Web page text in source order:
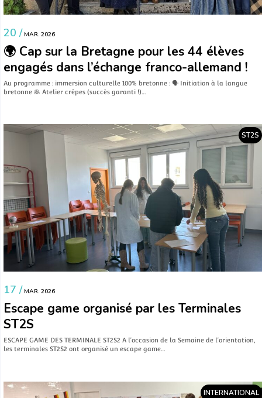
20 / MAR. 2026
🌍 Cap sur la Bretagne pour les 44 élèves
engagés dans l’échange franco-allemand !
Au programme : immersion culturelle 100% bretonne : 🗣️ Initiation à la langue
bretonne 🥞 Atelier crêpes (succès garanti !)…
ST2S
17 / MAR. 2026
Escape game organisé par les Terminales
ST2S
ESCAPE GAME DES TERMINALE ST2S2 A l’occasion de la Semaine de l’orientation,
les terminales ST2S2 ont organisé un escape game…
INTERNATIONAL